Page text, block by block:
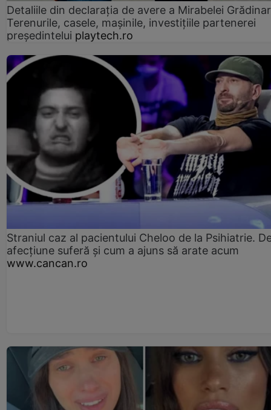
Detaliile din declaraţia de avere a Mirabelei
Terenurile, casele, mașinile, investițiile partenerei
președintelui playtech.ro
Straniul caz al pacientului Cheloo de la Psihiatrie.
afecțiune suferă și cum a ajuns să arate acum
www.cancan.ro